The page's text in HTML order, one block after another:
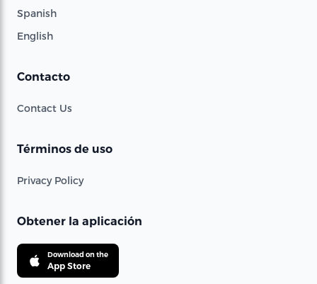
Spanish
English
Contacto
Contact Us
Términos de uso
Privacy Policy
Obtener la aplicación
Download on the
App Store